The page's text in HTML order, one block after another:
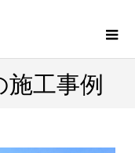
工事例